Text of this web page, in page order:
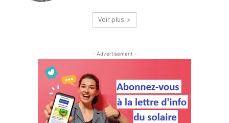
Voir plus
- Advertisement -